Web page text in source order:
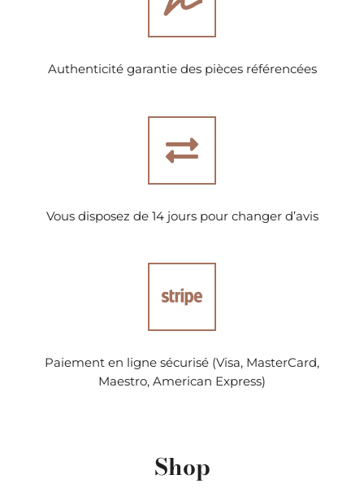
Authenticité garantie des pièces référencées
Vous disposez de 14 jours pour changer d’avis
Paiement en ligne sécurisé (Visa, MasterCard,
Maestro, American Express)
Shop